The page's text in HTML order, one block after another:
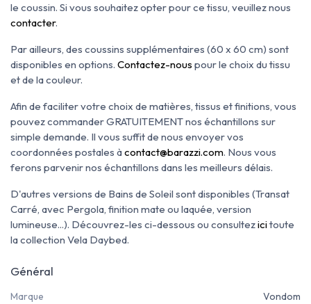
le coussin. Si vous souhaitez opter pour ce tissu, veuillez nous
contacter.
Par ailleurs, des coussins supplémentaires (60 x 60 cm) sont
disponibles en options. Contactez-nous pour le choix du tissu
et de la couleur.
Afin de faciliter votre choix de matières, tissus et finitions, vous
pouvez commander GRATUITEMENT nos échantillons sur
simple demande. Il vous suffit de nous envoyer vos
coordonnées postales àcontact@barazzi.com. Nous vous
ferons parvenir nos échantillons dans les meilleurs délais.
D'autres versions de Bains de Soleil sont disponibles (Transat
Carré, avec Pergola, finition mate ou laquée, version
lumineuse...). Découvrez-les ci-dessous ou consultezicitoute
la collection Vela Daybed.
Général
Marque Vondom